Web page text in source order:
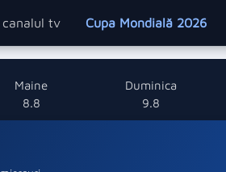
canalul tv Cupa Mondială 2026
Maine
8.8
Duminica
9.8